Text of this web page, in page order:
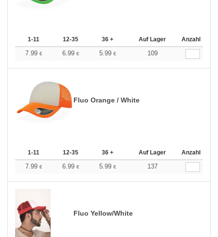
1-11 12-35 36 + Auf Lager Anzahl
7.99 € 6.99 € 5.99 € 109
Fluo Orange / White
1-11 12-35 36 + Auf Lager Anzahl
7.99 € 6.99 € 5.99 € 137
Fluo Yellow/White